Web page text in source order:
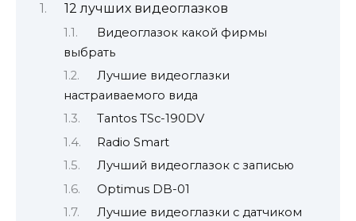
12 лучших видеоглазков
Видеоглазок какой фирмы
выбрать
Лучшие видеоглазки
настраиваемого вида
Tantos TSc-190DV
Radio Smart
Лучший видеоглазок с записью
Optimus DB-01
Лучшие видеоглазки с датчиком